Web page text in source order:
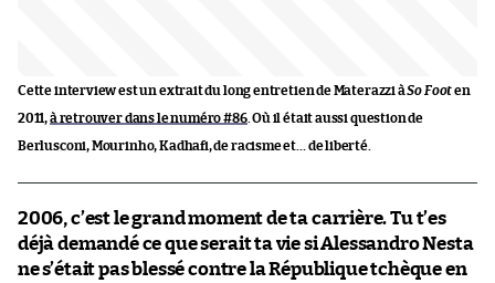
Cette interview est un extrait du long entretien de Materazzi àSo Footen
2011,à retrouver dans le numéro #86. Où il était aussi question de
Berlusconi, Mourinho, Kadhafi, de racisme et… de liberté.
2006, c’est le grand moment de ta carrière. Tu t’es
déjà demandé ce que serait ta vie si Alessandro Nesta
ne s’était pas blessé contre la République tchèque en